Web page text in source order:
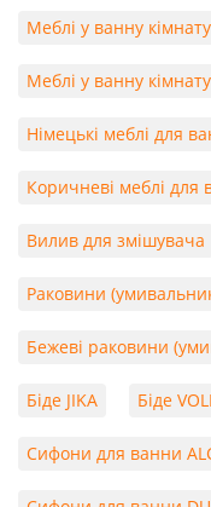
Меблі у ванну
Меблі у ванну кімнату
Німецькі меблі для
Коричневі меблі для
Вилив для змішувача
Раковини
Бежеві раковини
Біде JIKA Біде
Сифони для ванни